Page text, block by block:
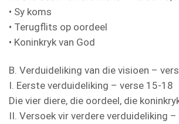
• Sy koms
• Terugflits op oordeel
• Koninkryk van God
B. Verduideliking van die visioen –
I. Eerste verduideliking – verse 15-18
Die vier diere, die oordeel, die
II. Versoek vir verdere verduideliking